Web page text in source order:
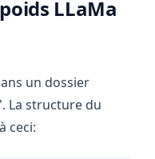
LLaMa
un dossier
La structure du
ceci: